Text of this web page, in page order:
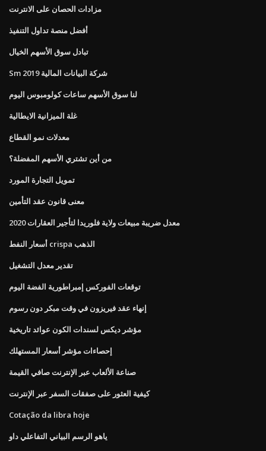
مزادات الحصان على الانترنت
أفضل منصة تداول التنفيذ
تبادل سوق الأسهم الخيال
Sm شركة البيانات المالية 2019
لنا سوق الأسهم ساعات كولومبوس اليوم
غلة الميزانية الايطالية
معدلات نمو القطاع
من أين تشتري الأسهم المفضلة؟
تمويل التجارة المورد
معنى قانون عقد التأمين
معدل ضريبة مبيعات ولاية فلوريدا لتأجير العقارات 2020
أسعار النفط crispa الذهب
تقدير معدل التشغيل
توقعات الفوركس إمبراطورية الفضة اليوم
إنهاء عقد فيريزون في وقت مبكر دون رسوم
مؤشر ديكس لسندات الكون عوائد تاريخية
إحصاءات مؤشر أسعار المستهلك
صناعة الألعاب عبر الإنترنت صافي القيمة
كيفية العثور على صفقات السفر عبر الإنترنت
Cotação da libra hoje
ياهو الرسم البياني التفاعلي داو